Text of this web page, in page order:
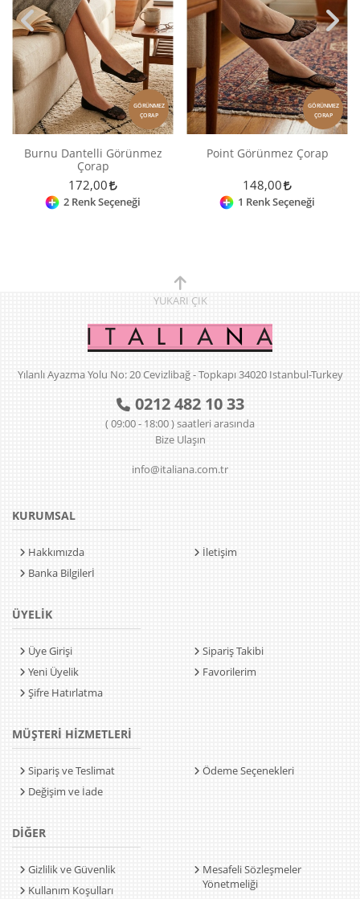
GÖRÜNMEZ
ÇORAP
Burnu Dantelli Görünmez
Çorap
172,00
2 Renk Seçeneği
GÖRÜNMEZ
ÇORAP
Point Görünmez Çorap
148,00
1 Renk Seçeneği
YUKARI ÇIK
Yılanlı Ayazma Yolu No: 20 Cevizlibağ - Topkapı 34020 Istanbul-Turkey
0212 482 10 33
( 09:00 - 18:00 ) saatleri arasında
Bize Ulaşın
info@italiana.com.tr
KURUMSAL
Hakkımızda
Banka Bilgilerİ
İletişim
ÜYELİK
Üye Girişi
Yeni Üyelik
Şifre Hatırlatma
Sipariş Takibi
Favorilerim
MÜŞTERİ HİZMETLERİ
Sipariş ve Teslimat
Değişim ve İade
Ödeme Seçenekleri
DİĞER
Gizlilik ve Güvenlik
Kullanım Koşulları
Mesafeli Sözleşmeler
Yönetmeliği